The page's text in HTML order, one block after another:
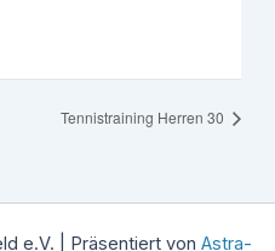
Tennistraining Herren 30
e.V. | Präsentiert von Astra-